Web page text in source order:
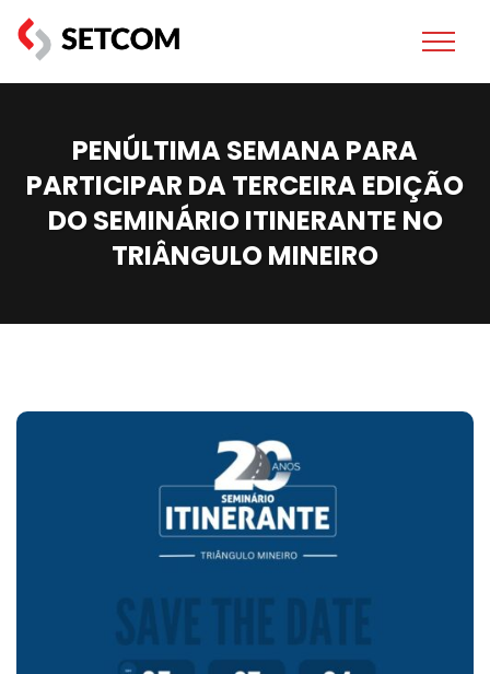
PENÚLTIMA SEMANA PARA
PARTICIPAR DA TERCEIRA EDIÇÃO
DO SEMINÁRIO ITINERANTE NO
TRIÂNGULO MINEIRO